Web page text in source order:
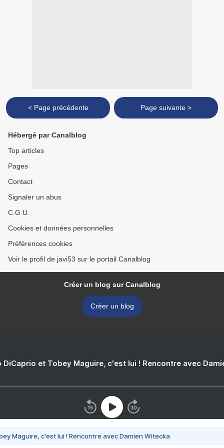
< Page précédente Page suivante >
Hébergé par Canalblog
Top articles
Pages
Contact
Signaler un abus
C.G.U.
Cookies et données personnelles
Préférences cookies
Voir le profil de javi53 sur le portail Canalblog
Créer un blog sur Canalblog
Créer un blog
DiCaprio et Tobey Maguire, c'est lui ! Rencontre avec
Maguire, c'est lui ! Rencontre avec Damien Witecka